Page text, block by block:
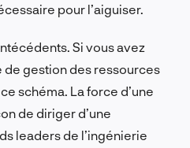
pour l’aiguiser.
Si vous avez
de gestion des ressources
schéma. La force d’une
de diriger d’une
leaders de l’ingénierie